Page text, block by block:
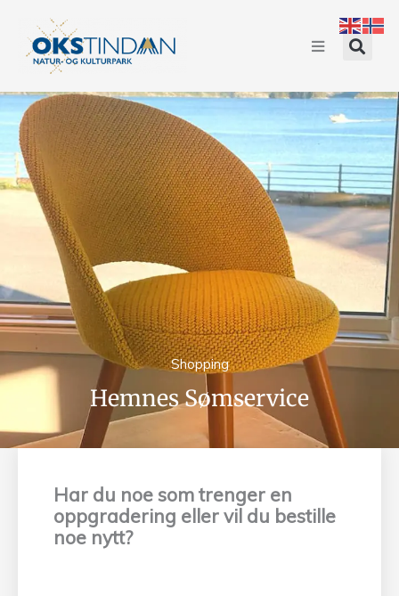
Shopping
Hemnes Sømservice
Har du noe som trenger en
oppgradering eller vil du bestille
noe nytt?